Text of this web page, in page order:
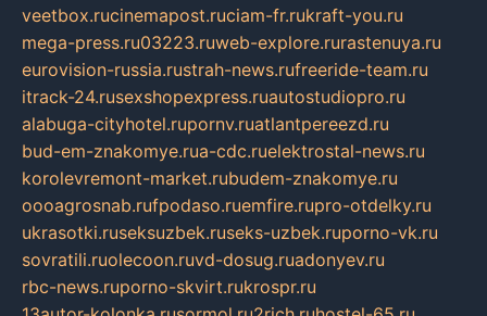
veetbox.rucinemapost.ruciam-fr.rukraft-you.ru
mega-press.ru03223.ruweb-explore.rurastenuya.ru
eurovision-russia.rustrah-news.rufreeride-team.ru
itrack-24.rusexshopexpress.ruautostudiopro.ru
alabuga-cityhotel.rupornv.ruatlantpereezd.ru
bud-em-znakomye.rua-cdc.ruelektrostal-news.ru
korolevremont-market.rubudem-znakomye.ru
oooagrosnab.rufpodaso.ruemfire.rupro-otdelky.ru
ukrasotki.ruseksuzbek.ruseks-uzbek.ruporno-vk.ru
sovratili.ruolecoon.ruvd-dosug.ruadonyev.ru
rbc-news.ruporno-skvirt.rukrospr.ru